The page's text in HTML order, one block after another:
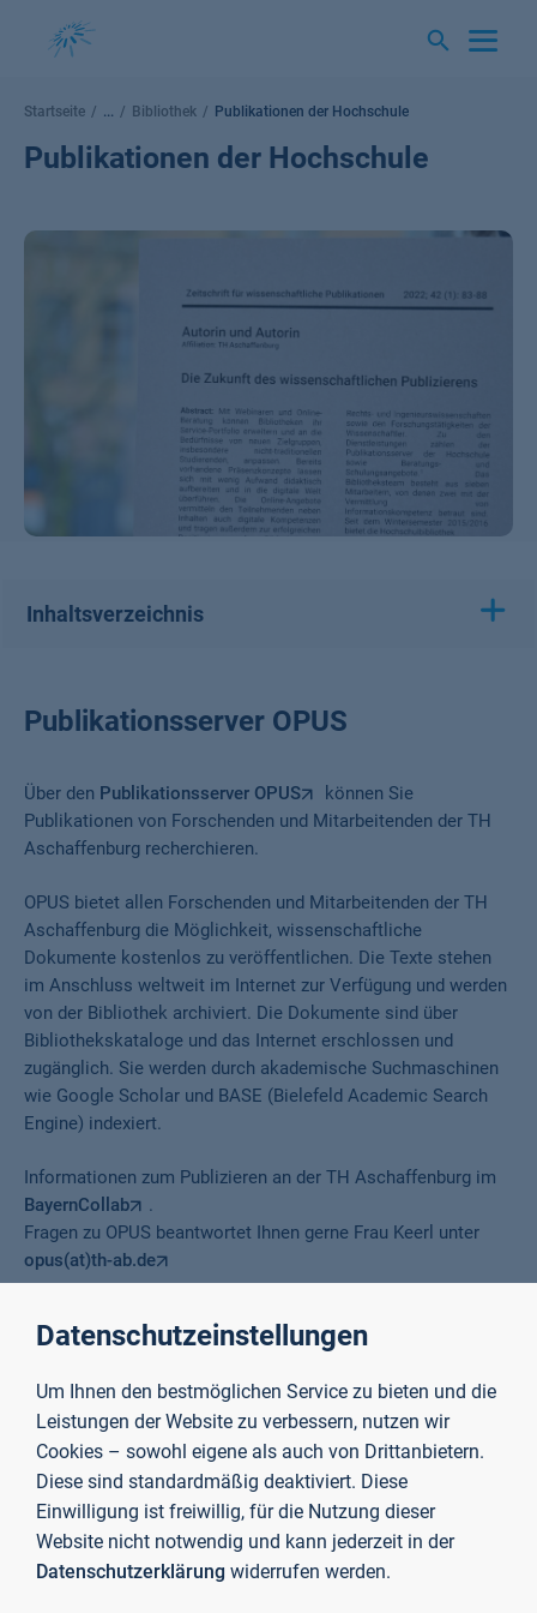
Startseite ... Bibliothek Publikationen der Hochschule
Publikationen der Hochschule
Inhaltsverzeichnis
Publikationsserver OPUS
Über den Publikationsserver OPUS
können Sie
Publikationen von Forschenden und Mitarbeitenden der TH
Aschaffenburg recherchieren.
OPUS bietet allen Forschenden und Mitarbeitenden der TH
Aschaffenburg die Möglichkeit, wissenschaftliche
Dokumente kostenlos zu veröffentlichen. Die Texte stehen
im Anschluss weltweit im Internet zur Verfügung und werden
von der Bibliothek archiviert. Die Dokumente sind über
Bibliothekskataloge und das Internet erschlossen und
zugänglich. Sie werden durch akademische Suchmaschinen
wie Google Scholar und BASE (Bielefeld Academic Search
Engine) indexiert.
Informationen zum Publizieren an der TH Aschaffenburg im
BayernCollab
.
Fragen zu OPUS beantwortet Ihnen gerne Frau Keerl unter
opus(at)th-ab.de
Abschlussarbeiten
Abschlussarbeiten von Studierenden der TH AB stehen
teilweise als gedruckte Exemplare in der Bibliothek zur
Verfügung. Sie können in der Bibliothek eingesehen werden,
sind jedoch nicht ausleihbar.
Abschlussarbeiten können über denBibliothekskatalog
Datenschutzeinstellungen
Um Ihnen den bestmöglichen Service zu bieten und die
Leistungen der Website zu verbessern, nutzen wir
Cookies – sowohl eigene als auch von Drittanbietern.
Diese sind standardmäßig deaktiviert. Diese
Einwilligung ist freiwillig, für die Nutzung dieser
Website nicht notwendig und kann jederzeit in der
Datenschutzerklärung widerrufen werden.